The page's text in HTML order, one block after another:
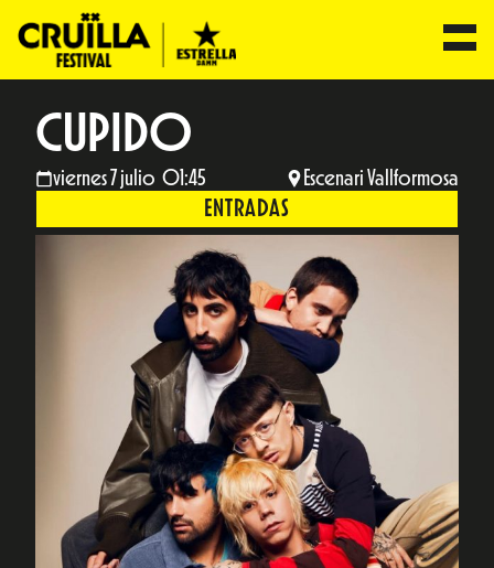
CUPIDO
viernes 7 julio 01:45 Escenari Vallformosa
ENTRADAS